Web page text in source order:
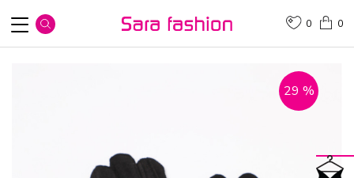
0
0
29 %